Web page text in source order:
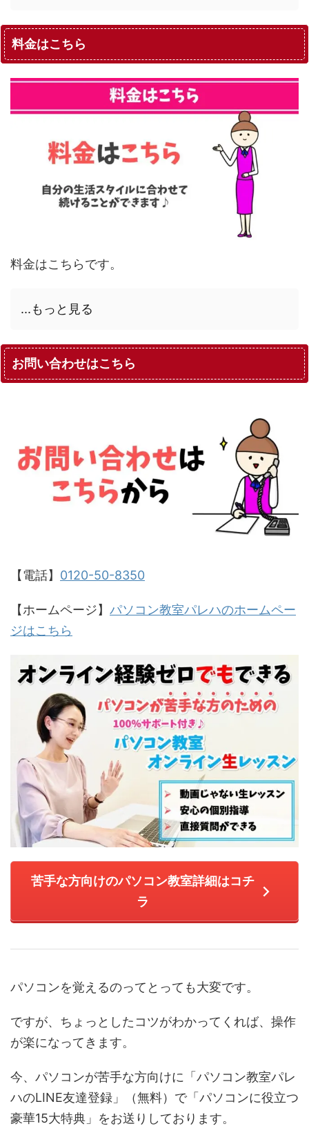
料金はこちら
料金はこちらです。
...もっと見る
お問い合わせはこちら
【電話】 0120-50-8350
【ホームページ】 パソコン教室パレハのホームペー
ジはこちら
苦手な方向けのパソコン教室詳細はコチ
ラ
パソコンを覚えるのってとっても大変です。
ですが、ちょっとしたコツがわかってくれば、操作
が楽になってきます。
今、パソコンが苦手な方向けに「パソコン教室パレ
ハのLINE友達登録」（無料）で「パソコンに役立つ
豪華15大特典」をお送りしております。